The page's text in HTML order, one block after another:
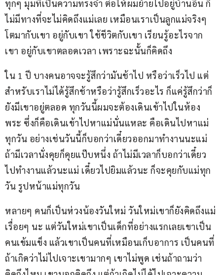
ทุกๆ มุมที่เป็นความทรงจำ ต่อให้ผมย้ายไปอยู่บ้านอื่น ก็
ไม่มีทางที่จะไม่คิดถึงแม่เลย เหมือนเราเป็นลูกแม่จริงๆ
โตมากับเขา อยู่กับเขา ใช้ชีวิตกับเขา เรียนรู้อะไรจาก
เขา อยู่กับเขาตลอดเวลา เพราะฉะนั้นก็คิดถึง
ใน 1 ปี บางคนอาจจะรู้สึกว่ามันช้าไป หรือว่าเร็วไป แต่
สำหรับเราไม่ได้รู้สึกช้าหรือว่ารู้สึกเร็วอะไร ก็แค่รู้สึกว่าก็
ยังมีเขาอยู่ตลอด ทุกวันนี้ผมจะต้องเดินเข้าไปในห้อง
พระ ซึ่งก็คือเดินเข้าไปหาแม่นั่นแหละ คือเดินไปหาแม่
ทุกวัน อย่างเช่นวันนี้ก็บอกว่าเดี๋ยวออกมาทำงานนะแม่
ถ้ามีเวลานั่งคุยก็คุยแป๊บหนึ่ง ถ้าไม่มีเวลาก็บอกว่าเดี๋ยว
ไปทำงานแล้วนะแม่ เดี๋ยวไปยิมแล้วนะ ก็จะคุยกับแม่ทุก
วัน รูปหน้าแม่ทุกวัน
หลายๆ คนก็เป็นห่วงน้องวันใหม่ วันใหม่เขาก็ยังคิดถึงแม่
เรื่อยๆ นะ แต่วันใหม่เขาเป็นเด็กที่อย่างแรกเลยเขาเป็น
คนเข้มแข็ง แล้วเขาเป็นคนที่เหมือนเก็บอาการ เป็นคนที่
ถ้าเกิดว่าไม่ไปเจาะเขามากๆ เขาไม่พูด เช่นถ้าถามว่า